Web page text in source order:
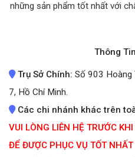
những sản phẩm tốt nhất với
Thông
Trụ Sở Chính: Số 903 Hoàng
7, Hồ Chí Minh.
Các chi nhánh khác trên
VUI LÒNG LIÊN HỆ TRƯỚC
ĐỂ ĐƯỢC PHỤC VỤ TỐT NHẤT